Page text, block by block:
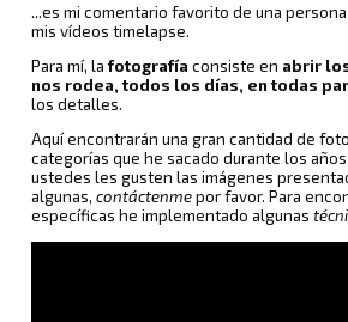
...es mi comentario favorito de una
mis vídeos timelapse.
Para mí, lafotografía consiste en abrir
nos rodea, todos los días, en todas
los detalles.
Aquí encontrarán una gran cantidad de
categorías que he sacado durante los
ustedes les gusten las imágenes
algunas,contáctenmepor favor. Para
específicas he implementado algunas